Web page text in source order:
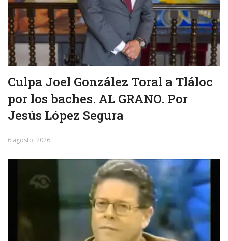
Culpa Joel González Toral a Tláloc
por los baches. AL GRANO. Por
Jesús López Segura
6 agosto, 2026